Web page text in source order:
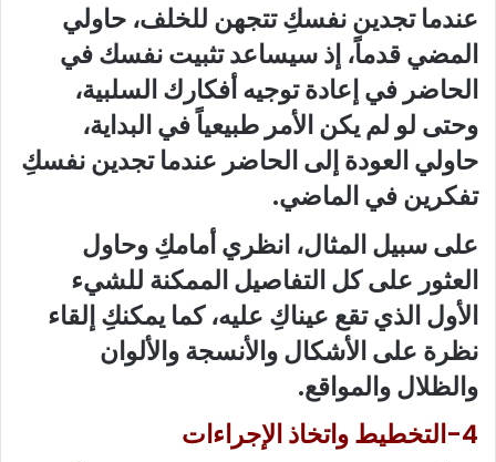
عندما تجدين نفسكِ تتجهن للخلف، حاولي
المضي قدماً، إذ سيساعد تثبيت نفسك في
الحاضر في إعادة توجيه أفكارك السلبية،
وحتى لو لم يكن الأمر طبيعياً في البداية،
حاولي العودة إلى الحاضر عندما تجدين نفسكِ
تفكرين في الماضي.
على سبيل المثال، انظري أمامكِ وحاول
العثور على كل التفاصيل الممكنة للشيء
الأول الذي تقع عيناكِ عليه، كما يمكنكِ إلقاء
نظرة على الأشكال والأنسجة والألوان
والظلال والمواقع.
4-التخطيط واتخاذ الإجراءات